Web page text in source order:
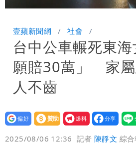
63.27%
壹蘋新聞網 社會
台中公車輾死東
願賠30萬」 家屬
人不齒
設為
贊助
我要
爆料
2025/08/06 12:36 記者陳靜文 綜